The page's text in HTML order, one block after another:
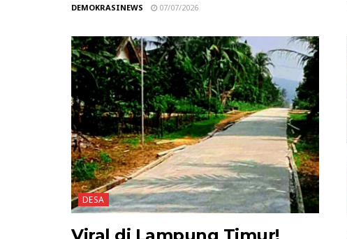
DEMOKRASINEWS 07/07/2026
DESA
Viral di Lampung Timur!